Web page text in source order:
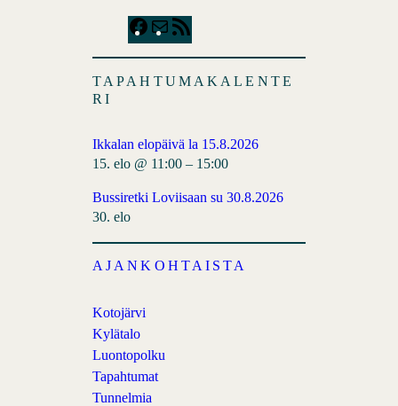
F
a
e
o
M
a
l
S
F
d
TAPAHTUMAKALENTE
RI
Ikkalan elopäivä la 15.8.2026
15. elo @ 11:00 – 15:00
Bussiretki Loviisaan su 30.8.2026
30. elo
AJANKOHTAISTA
Kotojärvi
Kylätalo
Luontopolku
Tapahtumat
Tunnelmia